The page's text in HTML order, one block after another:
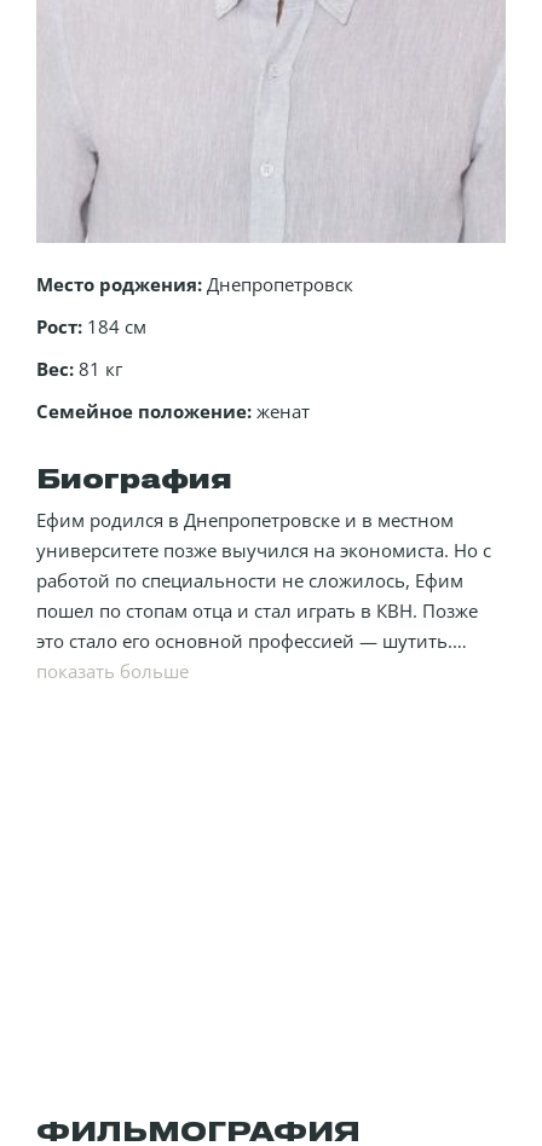
Место роджения: Днепропетровск
Рост: 184 см
Вес: 81 кг
Семейное положение: женат
Биография
Ефим родился в Днепропетровске и в местном
университете позже выучился на экономиста. Но с
работой по специальности не сложилось, Ефим
пошел по стопам отца и стал играть в КВН. Позже
это стало его основной профессией — шутить.
Любимое блюдо — заливная рыба в томате. Ефим
показать больше
ФИЛЬМОГРАФИЯ